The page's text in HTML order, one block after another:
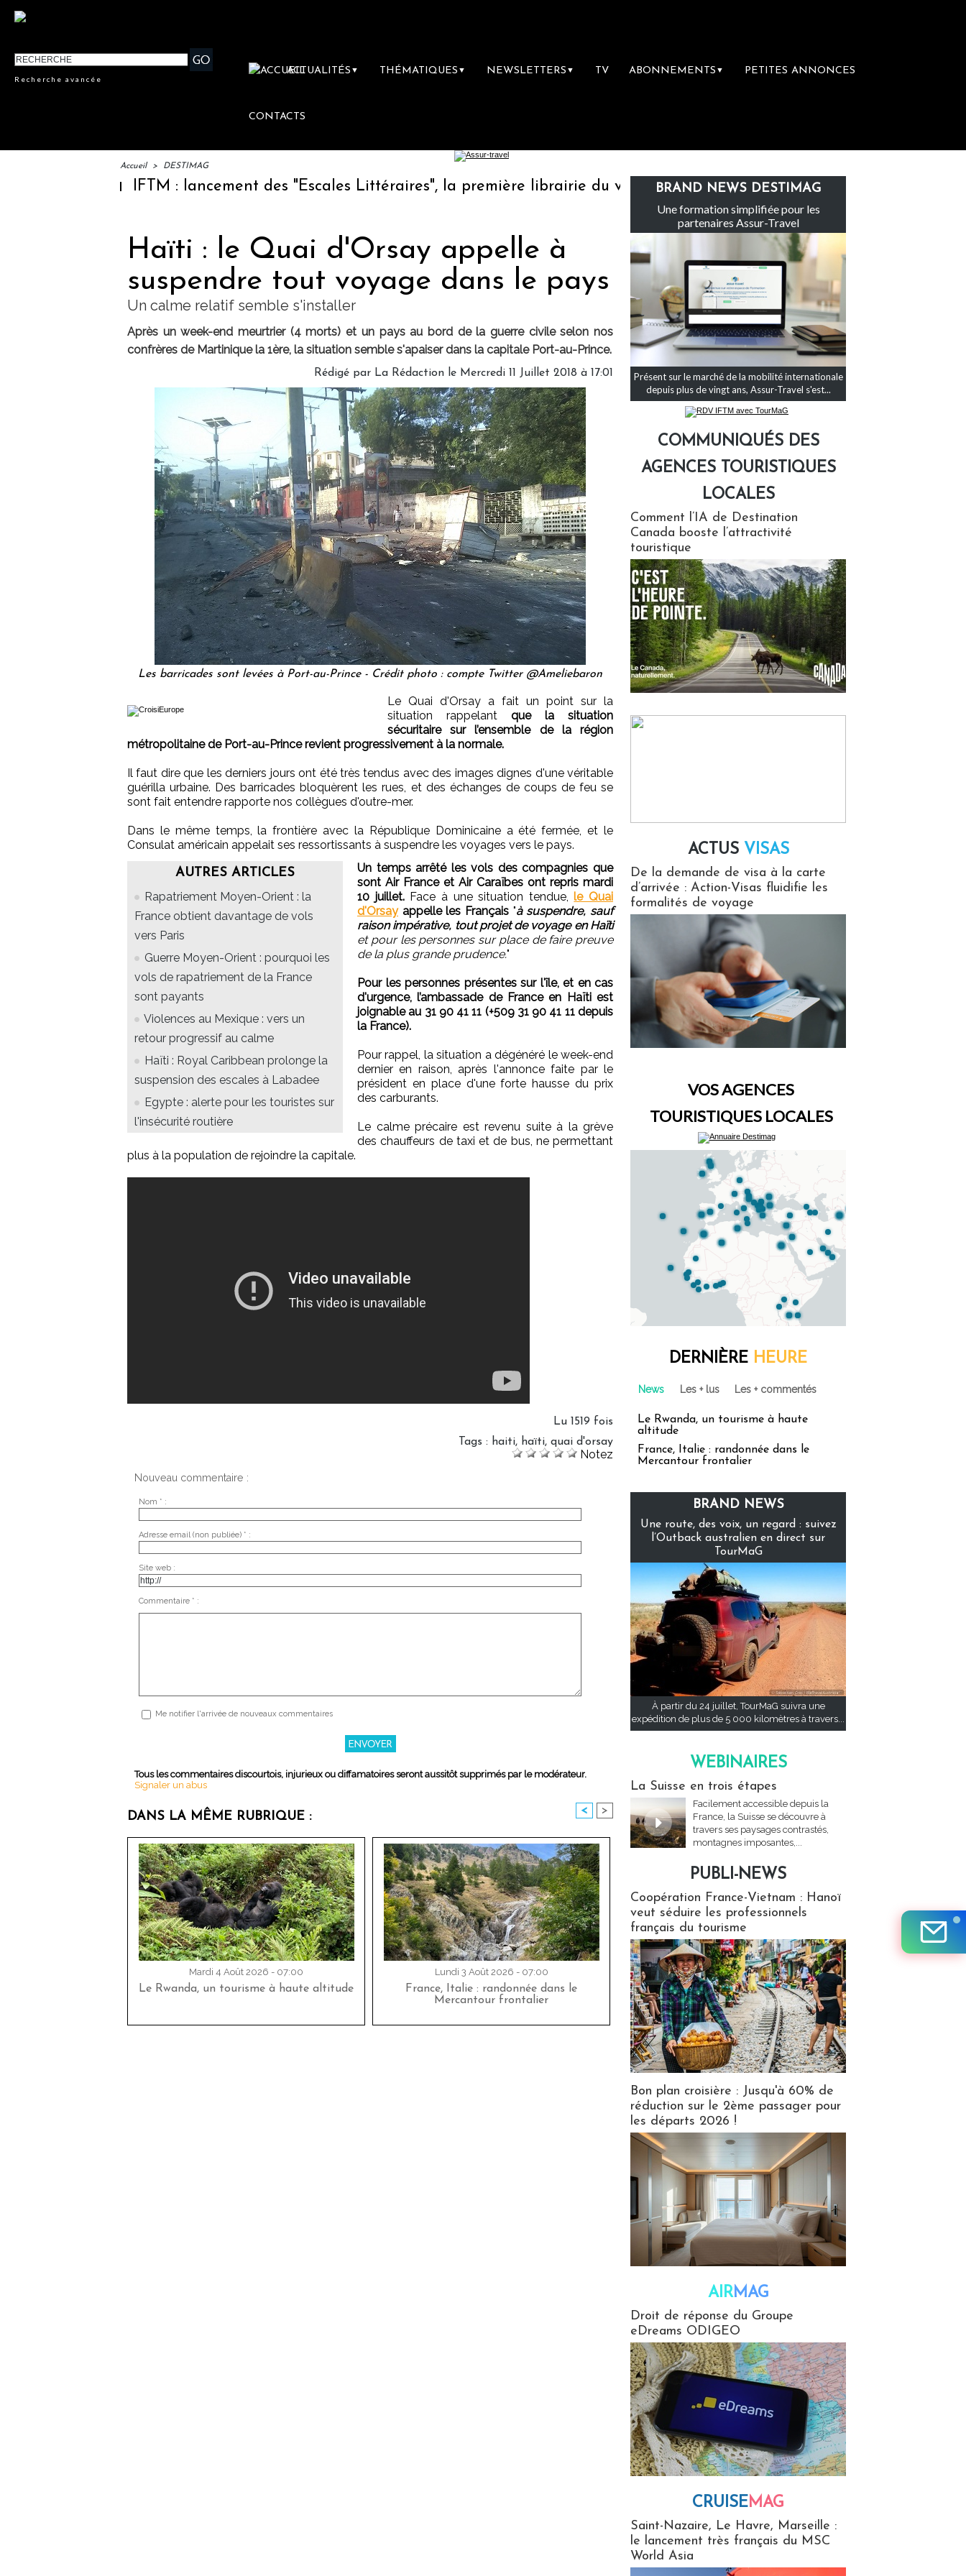
Recherche avancée
ACTUALITÉS ▼ THÉMATIQUES ▼ NEWSLETTERS ▼ TV ABONNEMENTS ▼ PETITES ANNONCES
CONTACTS
Accueil > DESTIMAG
IFTM : lancement des "Escales Littéraires", la première librairie du voyage Le groupe Sainte-Claire rachète Eden
Haïti : le Quai d'Orsay appelle à
suspendre tout voyage dans le pays
Un calme relatif semble s'installer
Après un week-end meurtrier (4 morts) et un pays au bord de la guerre civile selon nos
confrères de Martinique la 1ère, la situation semble s'apaiser dans la capitale Port-au-Prince.
Rédigé par La Rédaction le Mercredi 11 Juillet 2018 à 17:01
Les barricades sont levées à Port-au-Prince - Crédit photo : compte Twitter @Ameliebaron
Le Quai d'Orsay a fait un point sur la
situation rappelant que la situation
sécuritaire sur l’ensemble de la région
métropolitaine de Port-au-Prince revient progressivement à la normale.
Il faut dire que les derniers jours ont été très tendus avec des images dignes d'une véritable
guérilla urbaine. Des barricades bloquèrent les rues, et des échanges de coups de feu se
sont fait entendre rapporte nos collègues d'outre-mer.
Dans le même temps, la frontière avec la République Dominicaine a été fermée, et le
Consulat américain appelait ses ressortissants à suspendre les voyages vers le pays.
AUTRES ARTICLES
Rapatriement Moyen-Orient : la
France obtient davantage de vols
vers Paris
Guerre Moyen-Orient : pourquoi les
vols de rapatriement de la France
sont payants
Violences au Mexique : vers un
retour progressif au calme
Haïti : Royal Caribbean prolonge la
suspension des escales à Labadee
Egypte : alerte pour les touristes sur
l'insécurité routière
Un temps arrêté les vols des compagnies que
sont Air France et Air Caraïbes ont repris mardi
10 juillet.Face à une situation tendue,le Quai
d'Orsay appelle les Français "à suspendre, sauf
raison impérative, tout projet de voyage en Haïti
et pour les personnes sur place de faire preuve
de la plus grande prudence."
Pour les personnes présentes sur l'île, et en cas
d'urgence, l’ambassade de France en Haïti est
joignable au 31 90 41 11 (+509 31 90 41 11 depuis
la France).
Pour rappel, la situation a dégénéré le week-end
dernier en raison, après l'annonce faite par le
président en place d'une forte hausse du prix
des carburants.
Le calme précaire est revenu suite à la grève
des chauffeurs de taxi et de bus, ne permettant
plus à la population de rejoindre la capitale.
Lu 1519 fois
Tags : haiti, haïti, quai d'orsay
Notez
Nouveau commentaire :
Nom * :
Adresse email (non publiée) * :
Site web :
Commentaire * :
Me notifier l'arrivée de nouveaux commentaires
Tous les commentaires discourtois, injurieux ou diffamatoires seront aussitôt supprimés par le modérateur.
Signaler un abus
DANS LA MÊME RUBRIQUE : < >
Mardi 4 Août 2026 - 07:00
Le Rwanda, un tourisme à haute altitude
Lundi 3 Août 2026 - 07:00
France, Italie : randonnée dans le
Mercantour frontalier
BRAND NEWS DESTIMAG
Une formation simplifiée pour les
partenaires Assur-Travel
Présent sur le marché de la mobilité internationale
depuis plus de vingt ans, Assur-Travel s'est...
COMMUNIQUÉS DES
AGENCES TOURISTIQUES
LOCALES
Comment l’IA de Destination
Canada booste l’attractivité
touristique
ACTUS VISAS
De la demande de visa à la carte
d’arrivée : Action-Visas fluidifie les
formalités de voyage
VOS AGENCES
TOURISTIQUES LOCALES
DERNIÈRE HEURE
News Les + lus Les + commentés
Le Rwanda, un tourisme à haute
altitude
France, Italie : randonnée dans le
Mercantour frontalier
BRAND NEWS
Une route, des voix, un regard : suivez
l’Outback australien en direct sur
TourMaG
À partir du 24 juillet, TourMaG suivra une
expédition de plus de 5 000 kilomètres à travers...
WEBINAIRES
La Suisse en trois étapes
Facilement accessible depuis la
France, la Suisse se découvre à
travers ses paysages contrastés,
montagnes imposantes,...
PUBLI-NEWS
Coopération France-Vietnam : Hanoï
veut séduire les professionnels
français du tourisme
Bon plan croisière : Jusqu'à 60% de
réduction sur le 2ème passager pour
les départs 2026 !
AIRMAG
Droit de réponse du Groupe
eDreams ODIGEO
CRUISEMAG
Saint-Nazaire, Le Havre, Marseille :
le lancement très français du MSC
World Asia